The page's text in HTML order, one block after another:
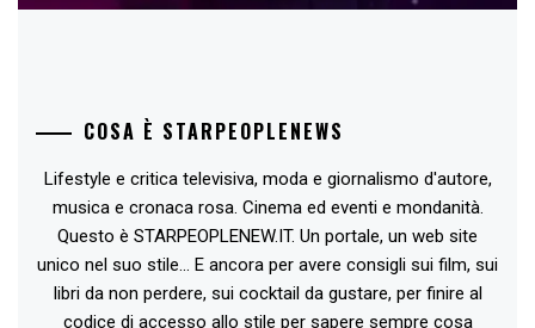
COSA È STARPEOPLENEWS
Lifestyle e critica televisiva, moda e giornalismo d'autore,
musica e cronaca rosa. Cinema ed eventi e mondanità.
Questo è STARPEOPLENEW.IT. Un portale, un web site
unico nel suo stile... E ancora per avere consigli sui film, sui
libri da non perdere, sui cocktail da gustare, per finire al
codice di accesso allo stile per sapere sempre cosa